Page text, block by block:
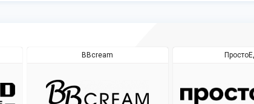
BBcream